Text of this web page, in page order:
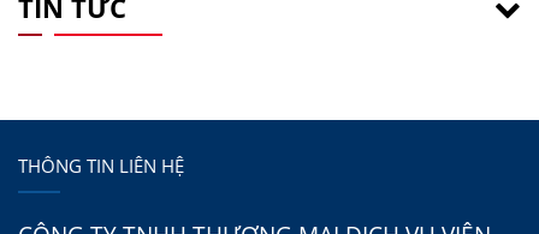
TIN TỨC
THÔNG TIN LIÊN HỆ